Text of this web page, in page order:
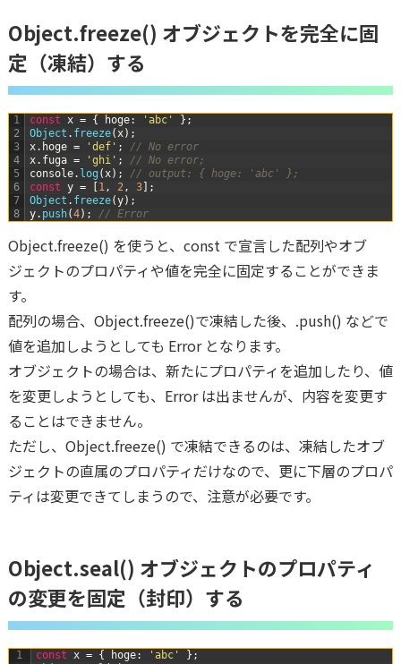
Object.freeze() オブジェクトを完全に固
定（凍結）する
1
2
3
4
5
6
7
8
const x = { hoge: 'abc' } ;
Object . freeze(x) ;
x. hoge = 'def' ;
// No error
x. fuga = 'ghi' ;
// No error;
console. log (x) ;
// output: { hoge: 'abc' };
const y = 1, 2, 3]
;
Object . freeze(y) ;
y. push(4) ; // Error
Object.freeze() を使うと、const で宣言した配列やオブ
ジェクトのプロパティや値を完全に固定することができま
す。
配列の場合、Object.freeze()で凍結した後、.push() などで
値を追加しようとしても Error となります。
オブジェクトの場合は、新たにプロパティを追加したり、値
を変更しようとしても、Error は出ませんが、内容を変更す
ることはできません。
ただし、Object.freeze() で凍結できるのは、凍結したオブ
ジェクトの直属のプロパティだけなので、更に下層のプロパ
ティは変更できてしまうので、注意が必要です。
Object.seal() オブジェクトのプロパティ
の変更を固定（封印）する
1
const x = { hoge: 'abc' } ;